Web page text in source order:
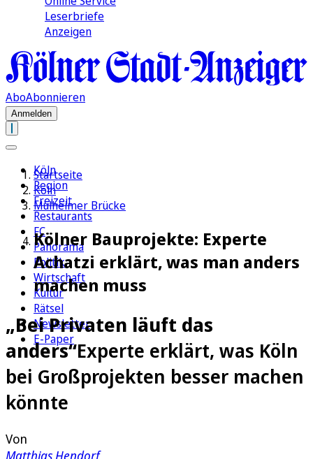
Leserbriefe
Anzeigen
AboAbonnieren
Anmelden
Köln
Region
Freizeit
Restaurants
FC
Panorama
Politik
Wirtschaft
Kultur
Rätsel
Newsletter
E-Paper
Startseite
Köln
Mülheimer Brücke
Kölner Bauprojekte: Experte
Achatzi erklärt, was man anders
machen muss
„Bei Privaten läuft das
anders“Experte erklärt, was Köln
bei Großprojekten besser machen
könnte
Von